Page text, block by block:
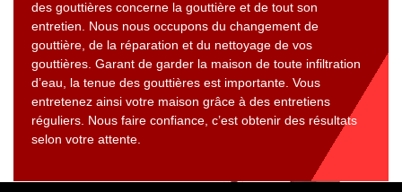
des gouttières concerne la gouttière et de tout son
entretien. Nous nous occupons du changement de
gouttière, de la réparation et du nettoyage de vos
gouttières. Garant de garder la maison de toute infiltration
d’eau, la tenue des gouttières est importante. Vous
entretenez ainsi votre maison grâce à des entretiens
réguliers. Nous faire confiance, c’est obtenir des résultats
selon votre attente.